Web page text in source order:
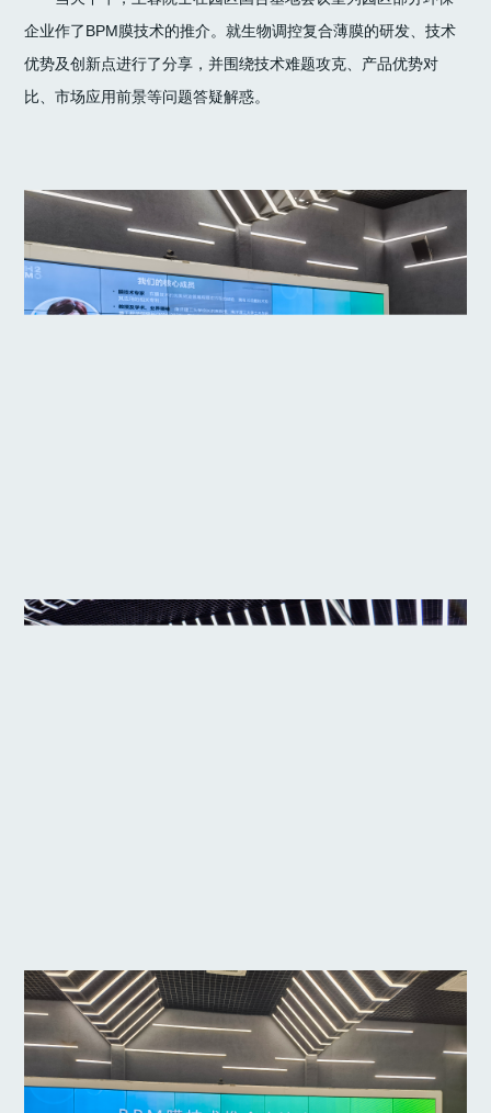
企业作了BPM膜技术的推介。就生物调控复合薄膜的研发、技术
优势及创新点进行了分享，并围绕技术难题攻克、产品优势对
比、市场应用前景等问题答疑解惑。